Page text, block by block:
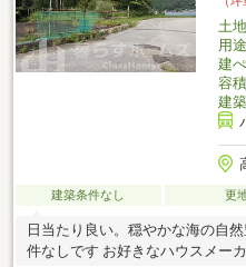
土
用
建
容
建
建築条件なし 更
日当たり良い。穏やかな海の自
件なしです お好きなハウスメー